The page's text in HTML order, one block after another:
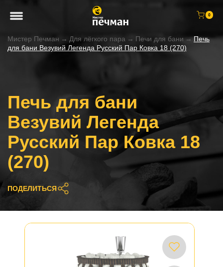
0
Мистер Печман → Для лёгкого пара → Печи для бани→Печь
для бани Везувий Легенда Русский Пар Ковка 18 (270)
Печь для бани
Везувий Легенда
Русский Пар Ковка 18
(270)
ПОДЕЛИТЬСЯ